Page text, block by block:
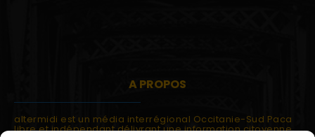
A PROPOS
altermidi est un média interrégional Occitanie-Sud Paca
libre et indépendant délivrant une information citoyenne